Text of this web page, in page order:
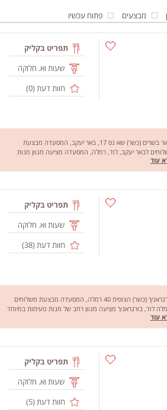
מבצעים פתוח עכשיו
תפריט בקליק
שעות וא. חלוקה
חוות דעת (0
)
מאור בשרים (כשר) שא נס 17, באר יעקב, המסעדה מבצעת
לבאר יעקב, לוד, רמלה, המסעדה מציעה מגוון מנות
ומיוחדות של בשרים, מחכים לכם לחוויה מהנה וטעימה,
בתאבון!
עוד
תפריט בקליק
שעות וא. חלוקה
חוות דעת (38
)
בורגראנץ' (כשר) הצופית 40 רמלה, המסעדה מבצעת משלוחים
לוד, בורגראנץ' מציעה מגוון רחב של מנות טעימות במיוחד
ראנץ' כפול, ראנץ' צ'יקן, קומבינה ועוד.. מחכים לכם לחוויה
שיהיה בתאבון!
עוד
תפריט בקליק
שעות וא. חלוקה
חוות דעת (5
)